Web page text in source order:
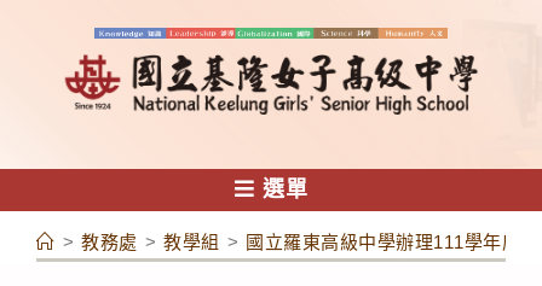
容
選單
> 教務處 > 教學組 > 國立羅東高級中學辦理111學年度